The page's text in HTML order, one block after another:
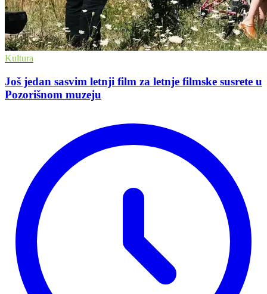
Kultura
Još jedan sasvim letnji film za letnje filmske susrete u
Pozorišnom muzeju